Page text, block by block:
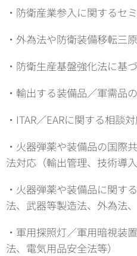
・防衛産業参入に関するセ
・外為法や防衛装備移転三
・防衛生産基盤強化法に基
・輸出する装備品／軍需品
・ITAR／EARに関する相談
・火器弾薬や装備品の国際
法対応（輸出管理、技術導入
・火器弾薬や装備品に関す
法、武器等製造法、外為法、
・軍用探照灯／軍用暗視装
法、電気用品安全法等）